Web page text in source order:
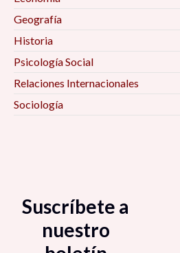
Geografía
Historia
Psicología Social
Relaciones Internacionales
Sociología
Suscríbete a
nuestro